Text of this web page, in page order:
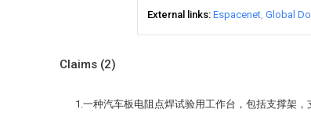
External links Espacenet Global
Claims (2)
1.一种汽车板电阻点焊试验用工作台，包括支撑架